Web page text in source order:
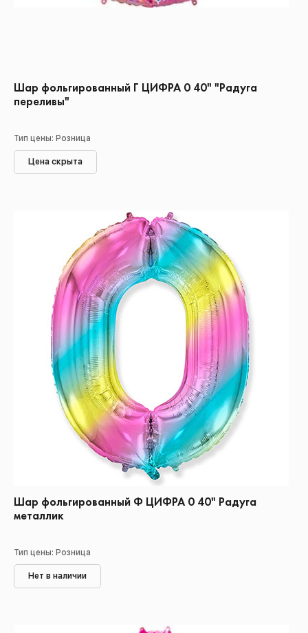
Шар фольгированный Г ЦИФРА 0 40" "Радуга
переливы"
Тип цены: Розница
Цена скрыта
Шар фольгированный Ф ЦИФРА 0 40" Радуга
металлик
Тип цены: Розница
Нет в наличии